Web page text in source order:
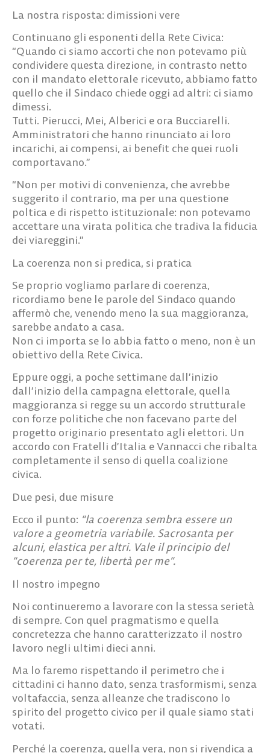
La nostra risposta: dimissioni vere
Continuano gli esponenti della Rete Civica:
“Quando ci siamo accorti che non potevamo più
condividere questa direzione, in contrasto netto
con il mandato elettorale ricevuto, abbiamo fatto
quello che il Sindaco chiede oggi ad altri: ci siamo
dimessi.
Tutti. Pierucci, Mei, Alberici e ora Bucciarelli.
Amministratori che hanno rinunciato ai loro
incarichi, ai compensi, ai benefit che quei ruoli
comportavano.”
“Non per motivi di convenienza, che avrebbe
suggerito il contrario, ma per una questione
poltica e di rispetto istituzionale: non potevamo
accettare una virata politica che tradiva la fiducia
dei viareggini.”
La coerenza non si predica, si pratica
Se proprio vogliamo parlare di coerenza,
ricordiamo bene le parole del Sindaco quando
affermò che, venendo meno la sua maggioranza,
sarebbe andato a casa.
Non ci importa se lo abbia fatto o meno, non è un
obiettivo della Rete Civica.
Eppure oggi, a poche settimane dall’inizio
dall’inizio della campagna elettorale, quella
maggioranza si regge su un accordo strutturale
con forze politiche che non facevano parte del
progetto originario presentato agli elettori. Un
accordo con Fratelli d’Italia e Vannacci che ribalta
completamente il senso di quella coalizione
civica.
Due pesi, due misure
Ecco il punto: “la coerenza sembra essere un
valore a geometria variabile. Sacrosanta per
alcuni, elastica per altri. Vale il principio del
“coerenza per te, libertà per me”.
Il nostro impegno
Noi continueremo a lavorare con la stessa serietà
di sempre. Con quel pragmatismo e quella
concretezza che hanno caratterizzato il nostro
lavoro negli ultimi dieci anni.
Ma lo faremo rispettando il perimetro che i
cittadini ci hanno dato, senza trasformismi, senza
voltafaccia, senza alleanze che tradiscono lo
spirito del progetto civico per il quale siamo stati
votati.
Perché la coerenza, quella vera, non si rivendica a